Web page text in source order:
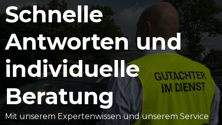
Schnelle
Antworten und
individuelle
Beratung
Mit unserem Expertenwissen und unserem Service